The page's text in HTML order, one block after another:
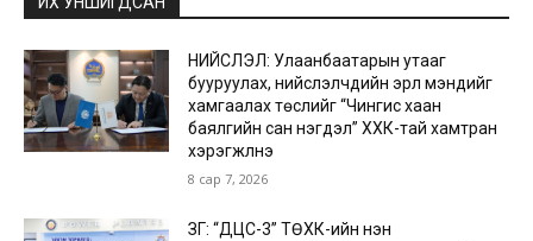
НИЙСЛЭЛ: Улаанбаатарын утааг
бууруулах, нийслэлчүүдийн эрүүл мэндийг
хамгаалах төслийг “Чингис хаан
баялгийн сан нэгдэл” ХХК-тай хамтран
хэрэгжүүлнэ
8 сар 7, 2026
ЗГ: “ДЦС-3” ТӨХК-ийн нэн